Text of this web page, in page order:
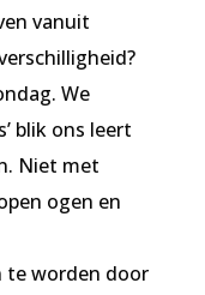
vanuit
We
blik ons leert
Niet met
ogen en
te worden door